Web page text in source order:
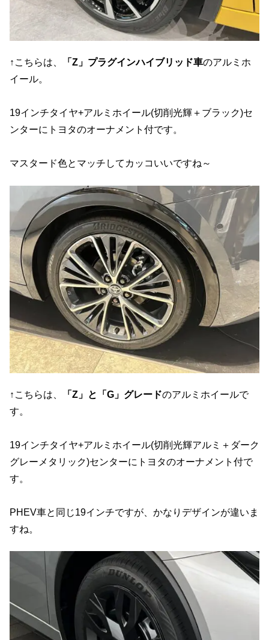
↑こちらは、 「Z」プラグインハイブリッド車のアルミホ
イール。
19インチタイヤ+アルミホイール(切削光輝＋ブラック)セ
ンターにトヨタのオーナメント付です。
マスタード色とマッチしてカッコいいですね～
↑こちらは、 「Z」と「G」グレードのアルミホイールで
す。
19インチタイヤ+アルミホイール(切削光輝アルミ＋ダーク
グレーメタリック)センターにトヨタのオーナメント付で
す。
PHEV車と同じ19インチですが、かなりデザインが違いま
すね。